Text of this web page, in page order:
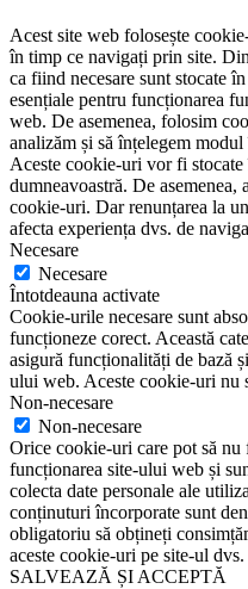
Acest site web folosește
în timp ce navigați prin site.
ca fiind necesare sunt stocate
esențiale pentru funcționarea
web. De asemenea, folosim
analizăm și să înțelegem
Aceste cookie-uri vor fi
dumneavoastră. De asemenea,
cookie-uri. Dar renunțarea la
afecta experiența dvs. de
Necesare
Necesare
Întotdeauna activate
Cookie-urile necesare sunt
funcționeze corect. Această
asigură funcționalități de bază
ului web. Aceste cookie-uri nu
Non-necesare
Non-necesare
Orice cookie-uri care pot să nu
funcționarea site-ului web și
colecta date personale ale
conținuturi încorporate sunt
obligatoriu să obțineți
aceste cookie-uri pe site-ul
SALVEAZĂ ȘI ACCEPTĂ